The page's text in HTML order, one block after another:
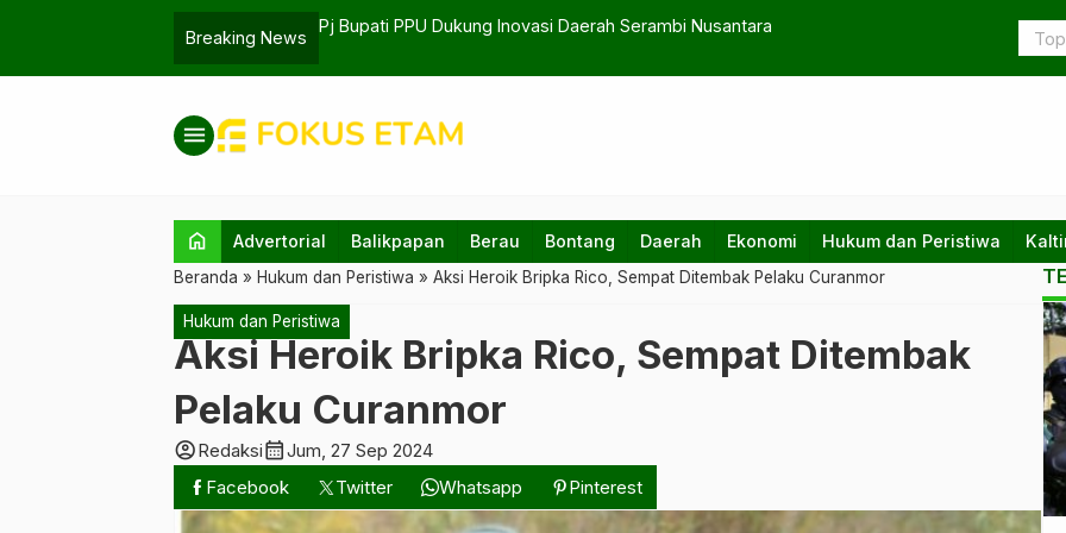
Breaking News
Pj Bupati PPU Dukung Inovasi Daerah Serambi Nusantara Pemkab
menu
home Advertorial Balikpapan Berau Bontang Daerah Ekonomi Hukum dan Peristiwa
Beranda » Hukum dan Peristiwa » Aksi Heroik Bripka Rico, Sempat Ditembak Pelaku Curanmor
Hukum dan Peristiwa
Aksi Heroik Bripka Rico, Sempat Ditembak
Pelaku Curanmor
account_circleRedaksicalendar_monthJum, 27 Sep 2024
Facebook
Twitter Whatsapp Pinterest